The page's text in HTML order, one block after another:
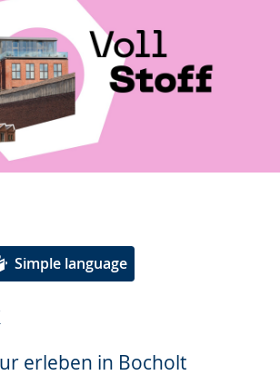
erleben in Bocholt
Simple language